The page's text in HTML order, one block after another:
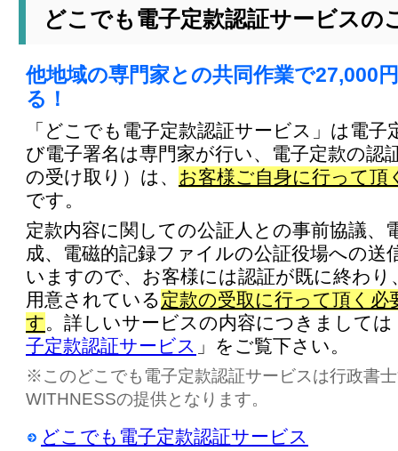
どこでも電子定款認証サービスの
他地域の専門家との共同作業で27,000
る！
「どこでも電子定款認証サービス」は電子
び電子署名は専門家が行い、電子定款の認
の受け取り）は、 お客様ご自身に行って頂
です。
定款内容に関しての公証人との事前協議、
成、電磁的記録ファイルの公証役場への送
いますので、お客様には認証が既に終わり
用意されている定款の受取に行って頂く必
す。詳しいサービスの内容につきましては
子定款認証サービス 」をご覧下さい。
※このどこでも電子定款認証サービスは行政書
WITHNESSの提供となります。
どこでも電子定款認証サービス